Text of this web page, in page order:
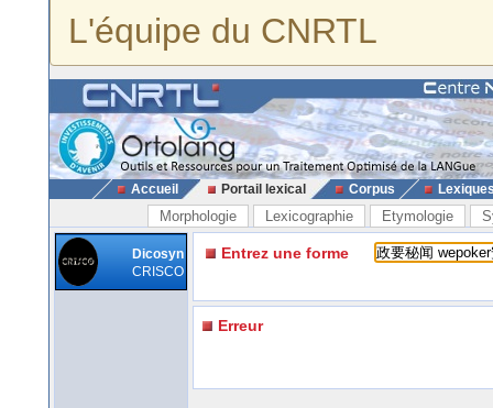
L'équipe du CNRTL
Accueil Portail lexical Corpus
Morphologie Lexicographie Etymologie
Dicosyn
CRISCO
Entrez une forme
Erreur